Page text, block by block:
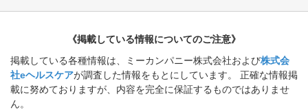
《掲載している情報についてのご注意》
掲載している各種情報は、ミーカンパニー株式会社および株式会
社eヘルスケアが調査した情報をもとにしています。 正確な情報掲
載に努めておりますが、内容を完全に保証するものではありませ
ん。